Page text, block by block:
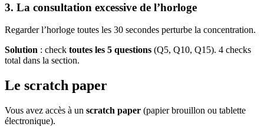
3. La consultation excessive de l’horloge
Regarder l’horloge toutes les 30 secondes perturbe la concentration.
Solution : check toutes les 5 questions (Q5, Q10, Q15). 4 checks
total dans la section.
Le scratch paper
Vous avez accès à un scratch paper (papier brouillon ou tablette
électronique).